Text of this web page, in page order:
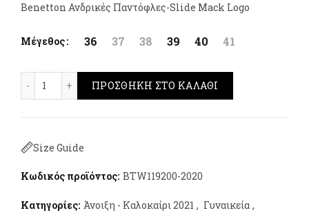
Benetton Ανδρικές Παντόφλες-Slide Mack Logo
Μέγεθος 36 37 38 39 40 41
Benetton Rubb Label Sliders Μαύρο ποσότητα
ΠΡΟΣΘΉΚΗ ΣΤΟ ΚΑΛΆΘΙ
Size Guide
Κωδικός προϊόντος: BTW119200-2020
Κατηγορίες: Άνοιξη - Καλοκαίρι 2021 , Γυναικεία ,